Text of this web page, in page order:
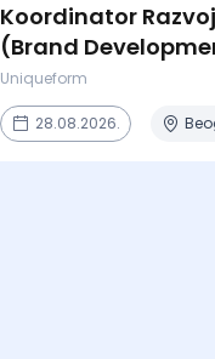
Koordinator
(Brand
Uniqueform
28.08.2026.